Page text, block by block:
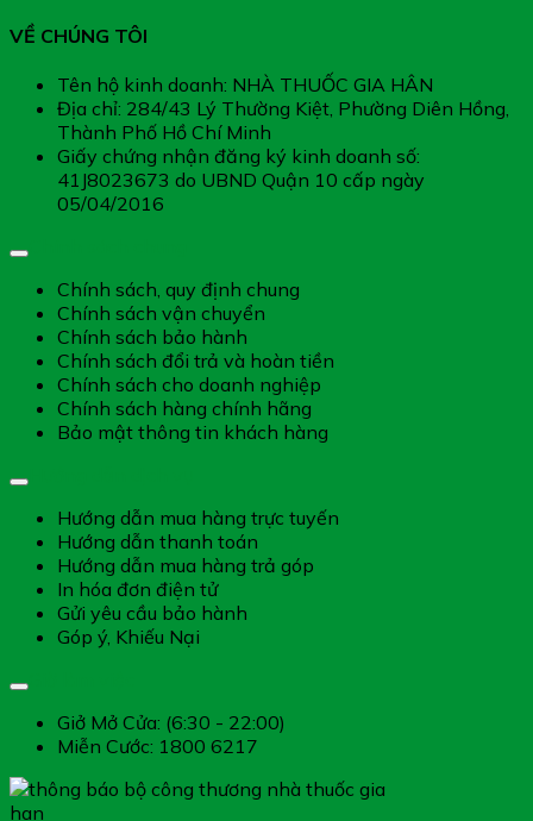
VỀ CHÚNG TÔI
Tên hộ kinh doanh: NHÀ THUỐC GIA HÂN
Địa chỉ: 284/43 Lý Thường Kiệt, Phường Diên Hồng,
Thành Phố Hồ Chí Minh
Giấy chứng nhận đăng ký kinh doanh số:
41J8023673 do UBND Quận 10 cấp ngày
05/04/2016
Chính sách, quy định chung
Chính sách vận chuyển
Chính sách bảo hành
Chính sách đổi trả và hoàn tiền
Chính sách cho doanh nghiệp
Chính sách hàng chính hãng
Bảo mật thông tin khách hàng
Hướng dẫn mua hàng trực tuyến
Hướng dẫn thanh toán
Hướng dẫn mua hàng trả góp
In hóa đơn điện tử
Gửi yêu cầu bảo hành
Góp ý, Khiếu Nại
Giở Mở Cửa: (6:30 - 22:00)
Miễn Cước: 1800 6217